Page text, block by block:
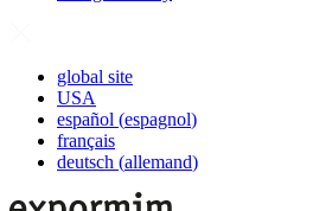
global site
USA
español (espagnol)
français
deutsch (allemand)